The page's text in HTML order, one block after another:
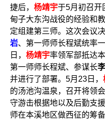
捷后， 杨靖宇于5月初召开
甸子大东沟战役的经验和
定组建第三师。这次会议
岩、第一师师长程斌统率
日， 杨靖宇率领军部抵达
第一师师长程斌、参谋长
并进行了部署。5月23日，
的汤池沟温泉，召开将领
守游击根据地以及后勤支
师在本溪地区做西征的筹备